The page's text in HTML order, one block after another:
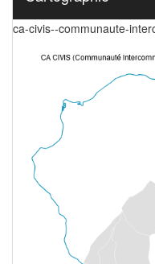
ca-civis--communaute-